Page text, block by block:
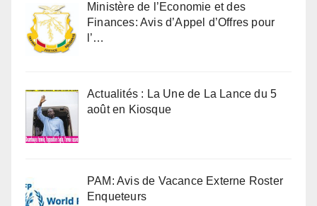
Ministère de l’Economie et des
Finances: Avis d’Appel d’Offres pour
l’…
Actualités : La Une de La Lance du 5
août en Kiosque
PAM: Avis de Vacance Externe Roster
Enqueteurs